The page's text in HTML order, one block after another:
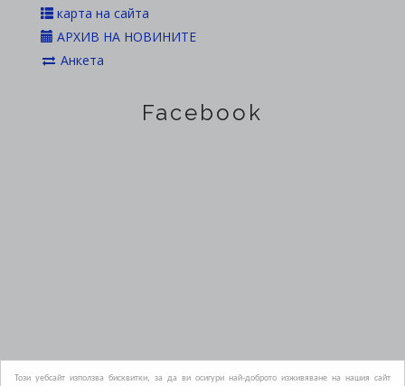
Този уебсайт използва бисквитки, за да ви осигури най-доброто изживяване на нашия сайт
карта на сайта
АРХИВ НА НОВИНИТЕ
Анкета
Facebook